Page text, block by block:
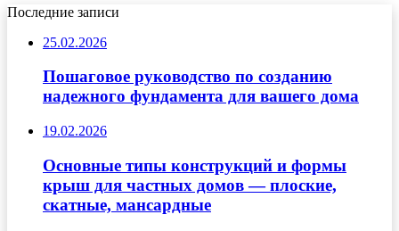
Последние записи
25.02.2026
Пошаговое руководство по созданию
надежного фундамента для вашего дома
19.02.2026
Основные типы конструкций и формы
крыш для частных домов — плоские,
скатные, мансардные